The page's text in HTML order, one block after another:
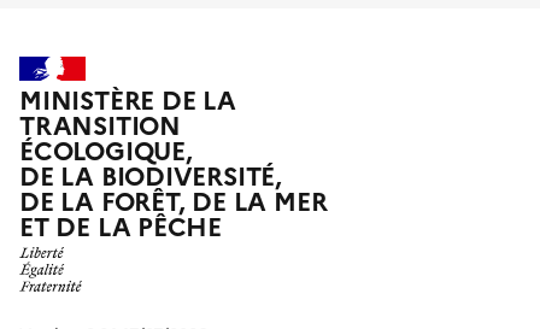
MINISTÈRE DE LA
TRANSITION
ÉCOLOGIQUE,
DE LA BIODIVERSITÉ,
DE LA FORÊT, DE LA MER
ET DE LA PÊCHE